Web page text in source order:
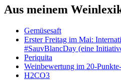
Aus meinem
Gemüsesaft
Erster Freitag im Mai:
#SauvBlancDay (eine
Periquita
Weinbewertung im 20-
H2CO3